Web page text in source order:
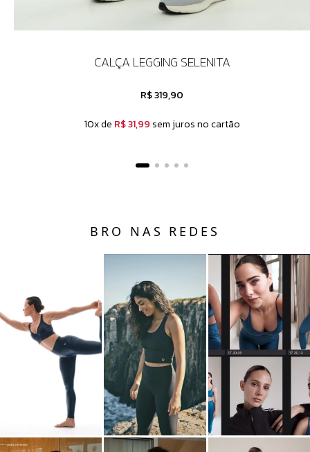
CALÇA LEGGING SELENITA
R$ 319,90
10x de R$ 31,99 sem juros no cartão
BRO NAS REDES